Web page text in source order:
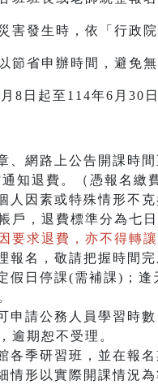
害發生時，依「行政
節省申辦時間，避免
8日起至114年6月30
、網路上公告開課時間
知退費。（憑報名繳
人因素或特殊情形不
戶，退費標準分為七
要求退費，亦不得轉
報名，敬請把握時間完
假日停課(需補課)；
申請公務人員學習時
，逾期恕不受理。
各季研習班，並在報
情形以實際開課情況